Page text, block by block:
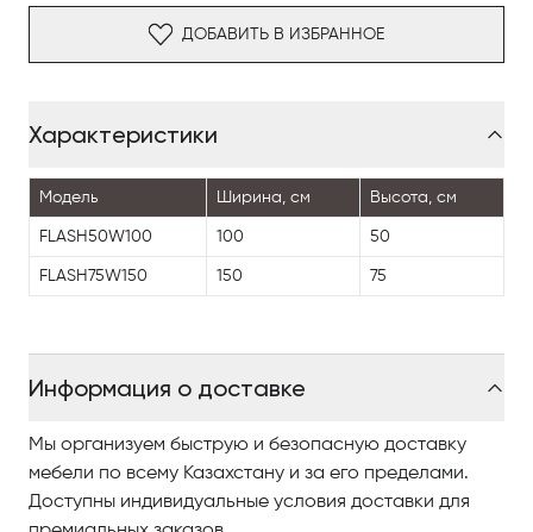
ДОБАВИТЬ В ИЗБРАННОЕ
Характеристики
Модель Ширина, см Высота, см
FLASH50W100 100 50
FLASH75W150 150 75
Информация о доставке
Мы организуем быструю и безопасную доставку
мебели по всему Казахстану и за его пределами.
Доступны индивидуальные условия доставки для